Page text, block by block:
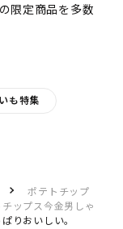
限定商品を多数
も特集
ポテトチップ
ップス今金男しゃ
りおいしい。